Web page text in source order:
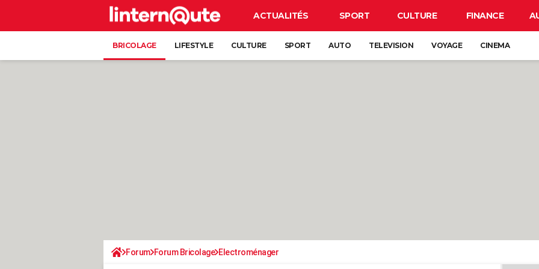
ACTUALITÉS SPORT CULTURE FINANCE
BRICOLAGE LIFESTYLE CULTURE SPORT AUTO TELEVISION VOYAGE CINEMA
Forum Forum Bricolage Electroménager